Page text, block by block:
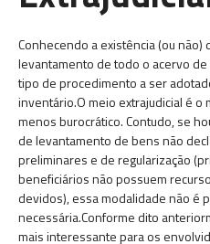
Conhecendo a existência (ou
levantamento de todo o acervo
tipo de procedimento a ser
inventário.O meio extrajudicial é o
menos burocrático. Contudo, se
de levantamento de bens não
preliminares e de regularização
beneficiários não possuem
devidos), essa modalidade não é
necessária.Conforme dito
mais interessante para os